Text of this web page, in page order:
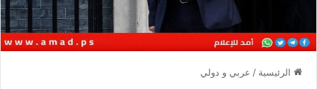
الرئيسية / عربي و دولي